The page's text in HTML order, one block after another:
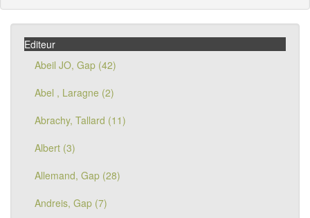
Editeur
Abeil JO, Gap (42)
Abel , Laragne (2)
Abrachy, Tallard (11)
Albert (3)
Allemand, Gap (28)
Andreis, Gap (7)